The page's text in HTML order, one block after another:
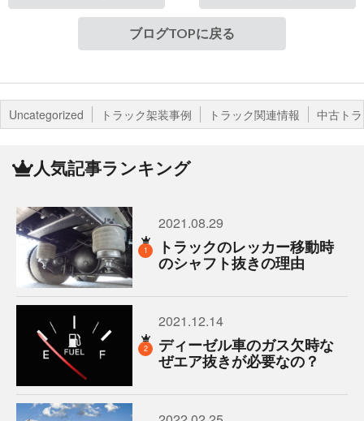
ブログTOPに戻る
Uncategorized トラック架装事例 トラック関連情報 中古ト
人気記事ランキング
1
2021.08.29
トラックのレッカー移動時
のシャフト抜きの理由
2
2021.12.14
ディーゼル車のガス欠時な
ぜエア抜きが必要なの？